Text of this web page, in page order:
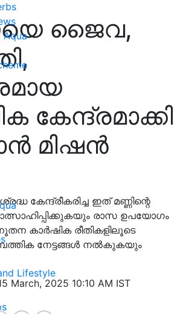
Aqua
Lifestyle
ജൈവ,
കേന്ദ്രമാക്കി
മിഷൻ
കേന്ദ്രീകരിച്ച ഇത് മണ്ണിന്റെ
രാസ ഉപയോഗം
കാർഷിക രീതികളിലൂടെ
നേട്ടങ്ങൾ നൽകുകയും
March, 2025 10:10 AM IST